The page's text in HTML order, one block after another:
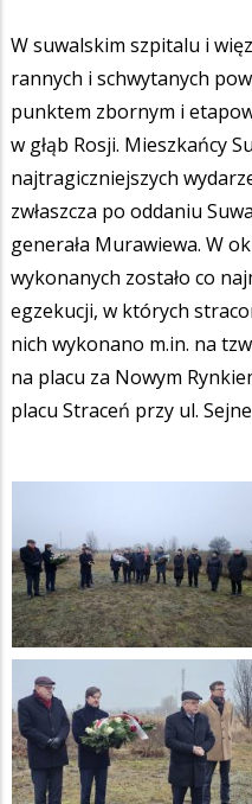
W suwalskim szpitalu i
rannych i schwytanych
punktem zbornym i
w głąb Rosji. Mieszkańcy
najtragiczniejszych
zwłaszcza po oddaniu
generała Murawiewa. W
wykonanych zostało co
egzekucji, w których
nich wykonano m.in. na
na placu za Nowym
placu Straceń przy ul.